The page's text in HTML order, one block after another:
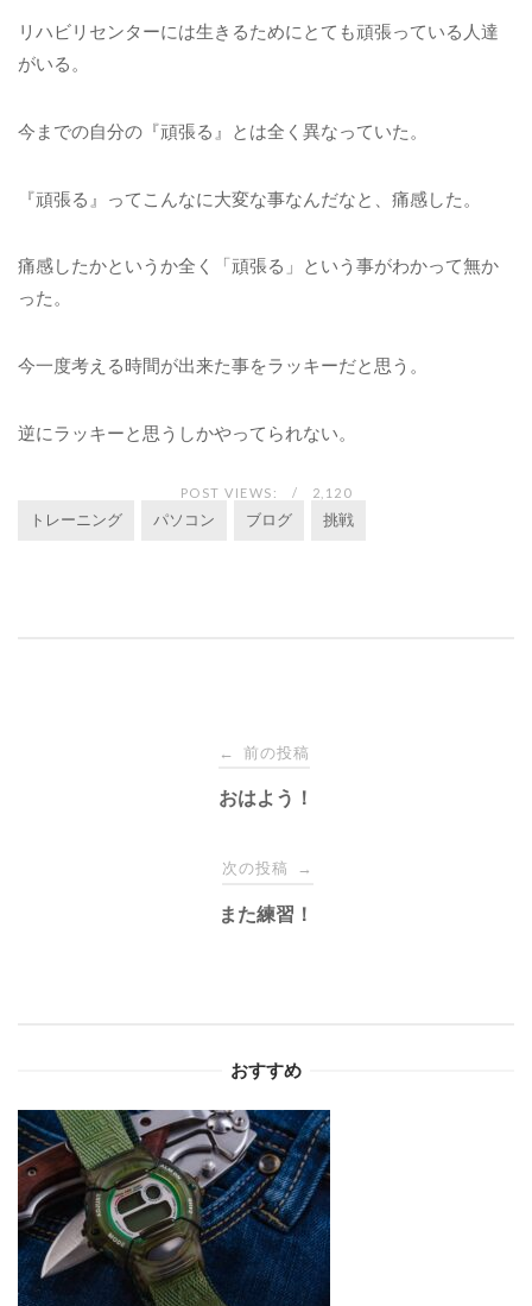
リハビリセンターには生きるためにとても頑張っている人達
がいる。
今までの自分の『頑張る』とは全く異なっていた。
『頑張る』ってこんなに大変な事なんだなと、痛感した。
痛感したかというか全く「頑張る」という事がわかって無か
った。
今一度考える時間が出来た事をラッキーだと思う。
逆にラッキーと思うしかやってられない。
POST VIEWS: 2,120
トレーニング パソコン ブログ 挑戦
シ
ョ
ン
← 前の投稿
おはよう！
次の投稿 →
また練習！
おすすめ